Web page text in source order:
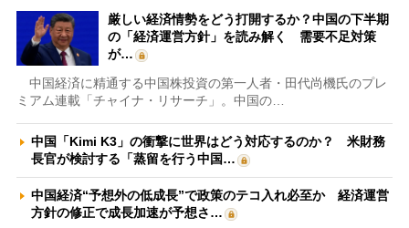
厳しい経済情勢をどう打開するか？中国の下半期
の「経済運営方針」を読み解く 需要不足対策
が…
中国経済に精通する中国株投資の第一人者・田代尚機氏のプレ
ミアム連載「チャイナ・リサーチ」。中国の…
中国「Kimi K3」の衝撃に世界はどう対応するのか？ 米財務
長官が検討する「蒸留を行う中国…
中国経済“予想外の低成長”で政策のテコ入れ必至か 経済運営
方針の修正で成長加速が予想さ…